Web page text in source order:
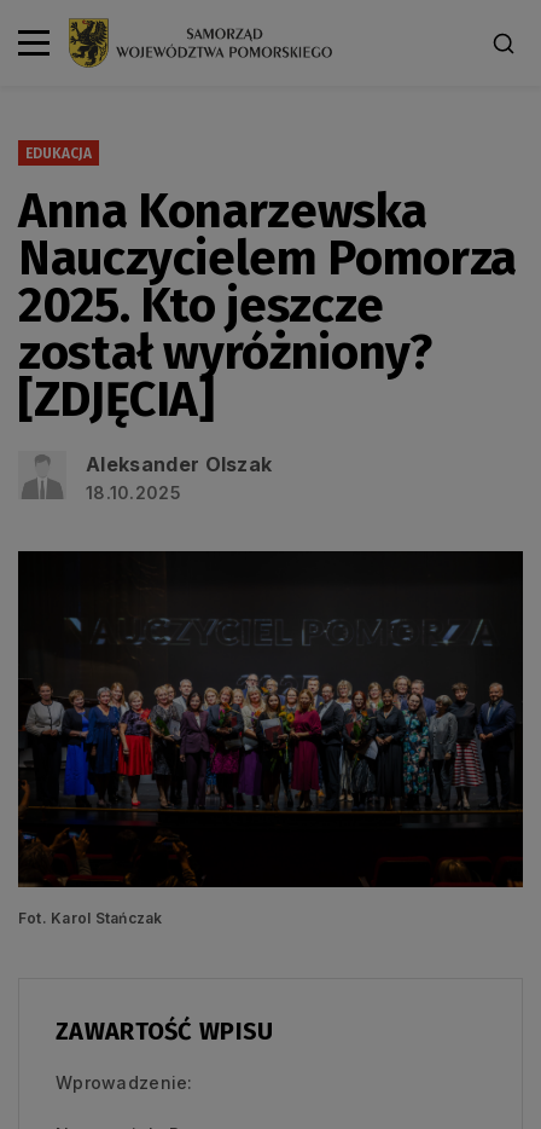
EDUKACJA
Anna Konarzewska
Nauczycielem Pomorza
2025. Kto jeszcze
został wyróżniony?
[ZDJĘCIA]
Aleksander Olszak
18.10.2025
Fot. Karol Stańczak
ZAWARTOŚĆ WPISU
Wprowadzenie: